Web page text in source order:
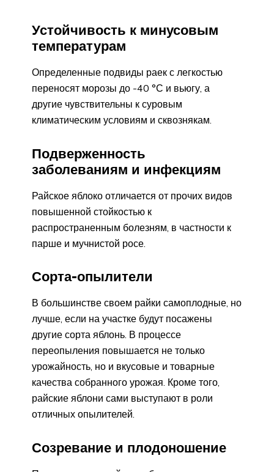
Устойчивость к минусовым
температурам
Определенные подвиды раек с легкостью
переносят морозы до -40 °С и вьюгу, а
другие чувствительны к суровым
климатическим условиям и сквознякам.
Подверженность
заболеваниям и инфекциям
Райское яблоко отличается от прочих видов
повышенной стойкостью к
распространенным болезням, в частности к
парше и мучнистой росе.
Сорта-опылители
В большинстве своем райки самоплодные, но
лучше, если на участке будут посажены
другие сорта яблонь. В процессе
переопыления повышается не только
урожайность, но и вкусовые и товарные
качества собранного урожая. Кроме того,
райские яблони сами выступают в роли
отличных опылителей.
Созревание и плодоношение